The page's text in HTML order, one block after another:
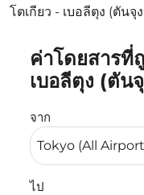
โตเกียว - เบอลีตุง (ตันจุ
ค่าโดยสารที่
เบอลีตุง (ตัน
จาก
ไป
ลองอัปเดตเส้นทา